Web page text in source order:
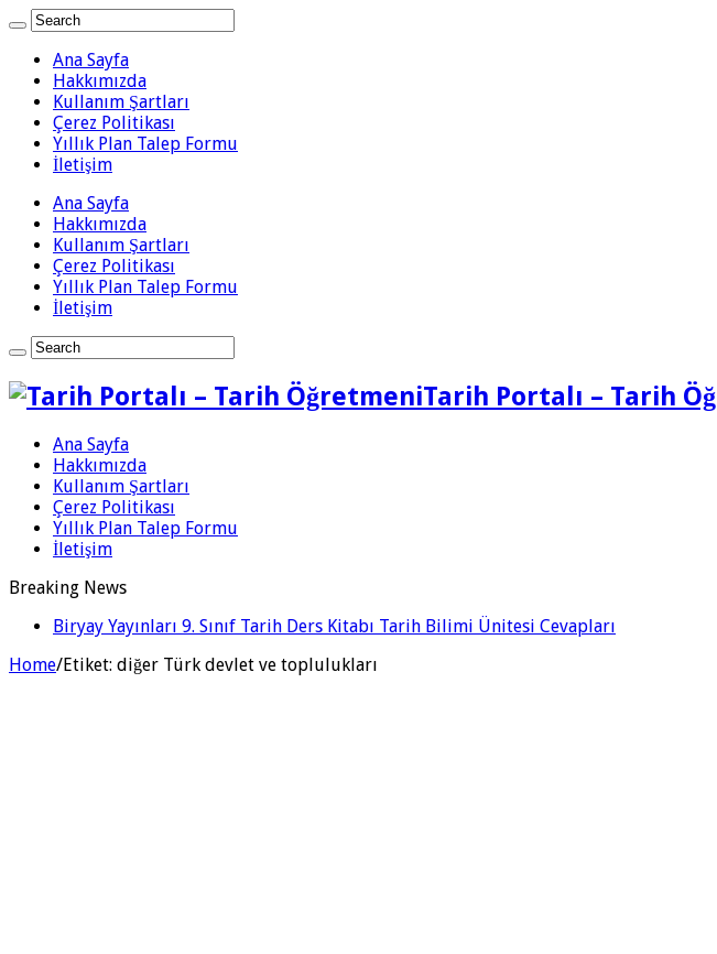
Ana Sayfa
Hakkımızda
Kullanım Şartları
Çerez Politikası
Yıllık Plan Talep Formu
İletişim
Ana Sayfa
Hakkımızda
Kullanım Şartları
Çerez Politikası
Yıllık Plan Talep Formu
İletişim
Tarih Portalı – Tarih
Ana Sayfa
Hakkımızda
Kullanım Şartları
Çerez Politikası
Yıllık Plan Talep Formu
İletişim
Breaking News
Biryay Yayınları 9. Sınıf Tarih Ders Kitabı Tarih Bilimi Ünitesi Cevapları
Home/Etiket: diğer Türk devlet ve toplulukları